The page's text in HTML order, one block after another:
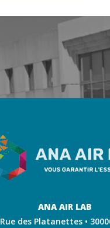
ANA AIR LAB
des Platanettes •